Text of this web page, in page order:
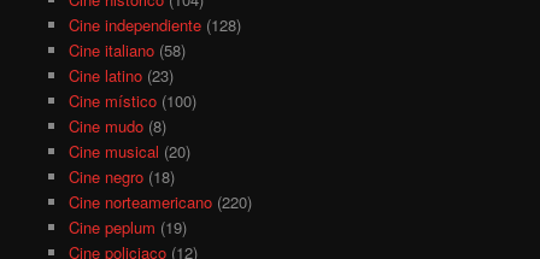
Cine independiente(128)
Cine italiano(58)
Cine latino(23)
Cine místico(100)
Cine mudo(8)
Cine musical (20)
Cine negro(18)
Cine norteamericano(220)
Cine peplum (19)
Cine policiaco(12)